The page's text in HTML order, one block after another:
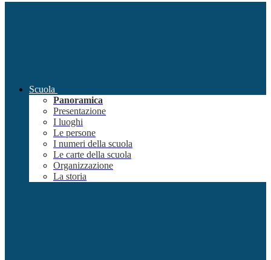
Scuola
Panoramica
Presentazione
I luoghi
Le persone
I numeri della scuola
Le carte della scuola
Organizzazione
La storia